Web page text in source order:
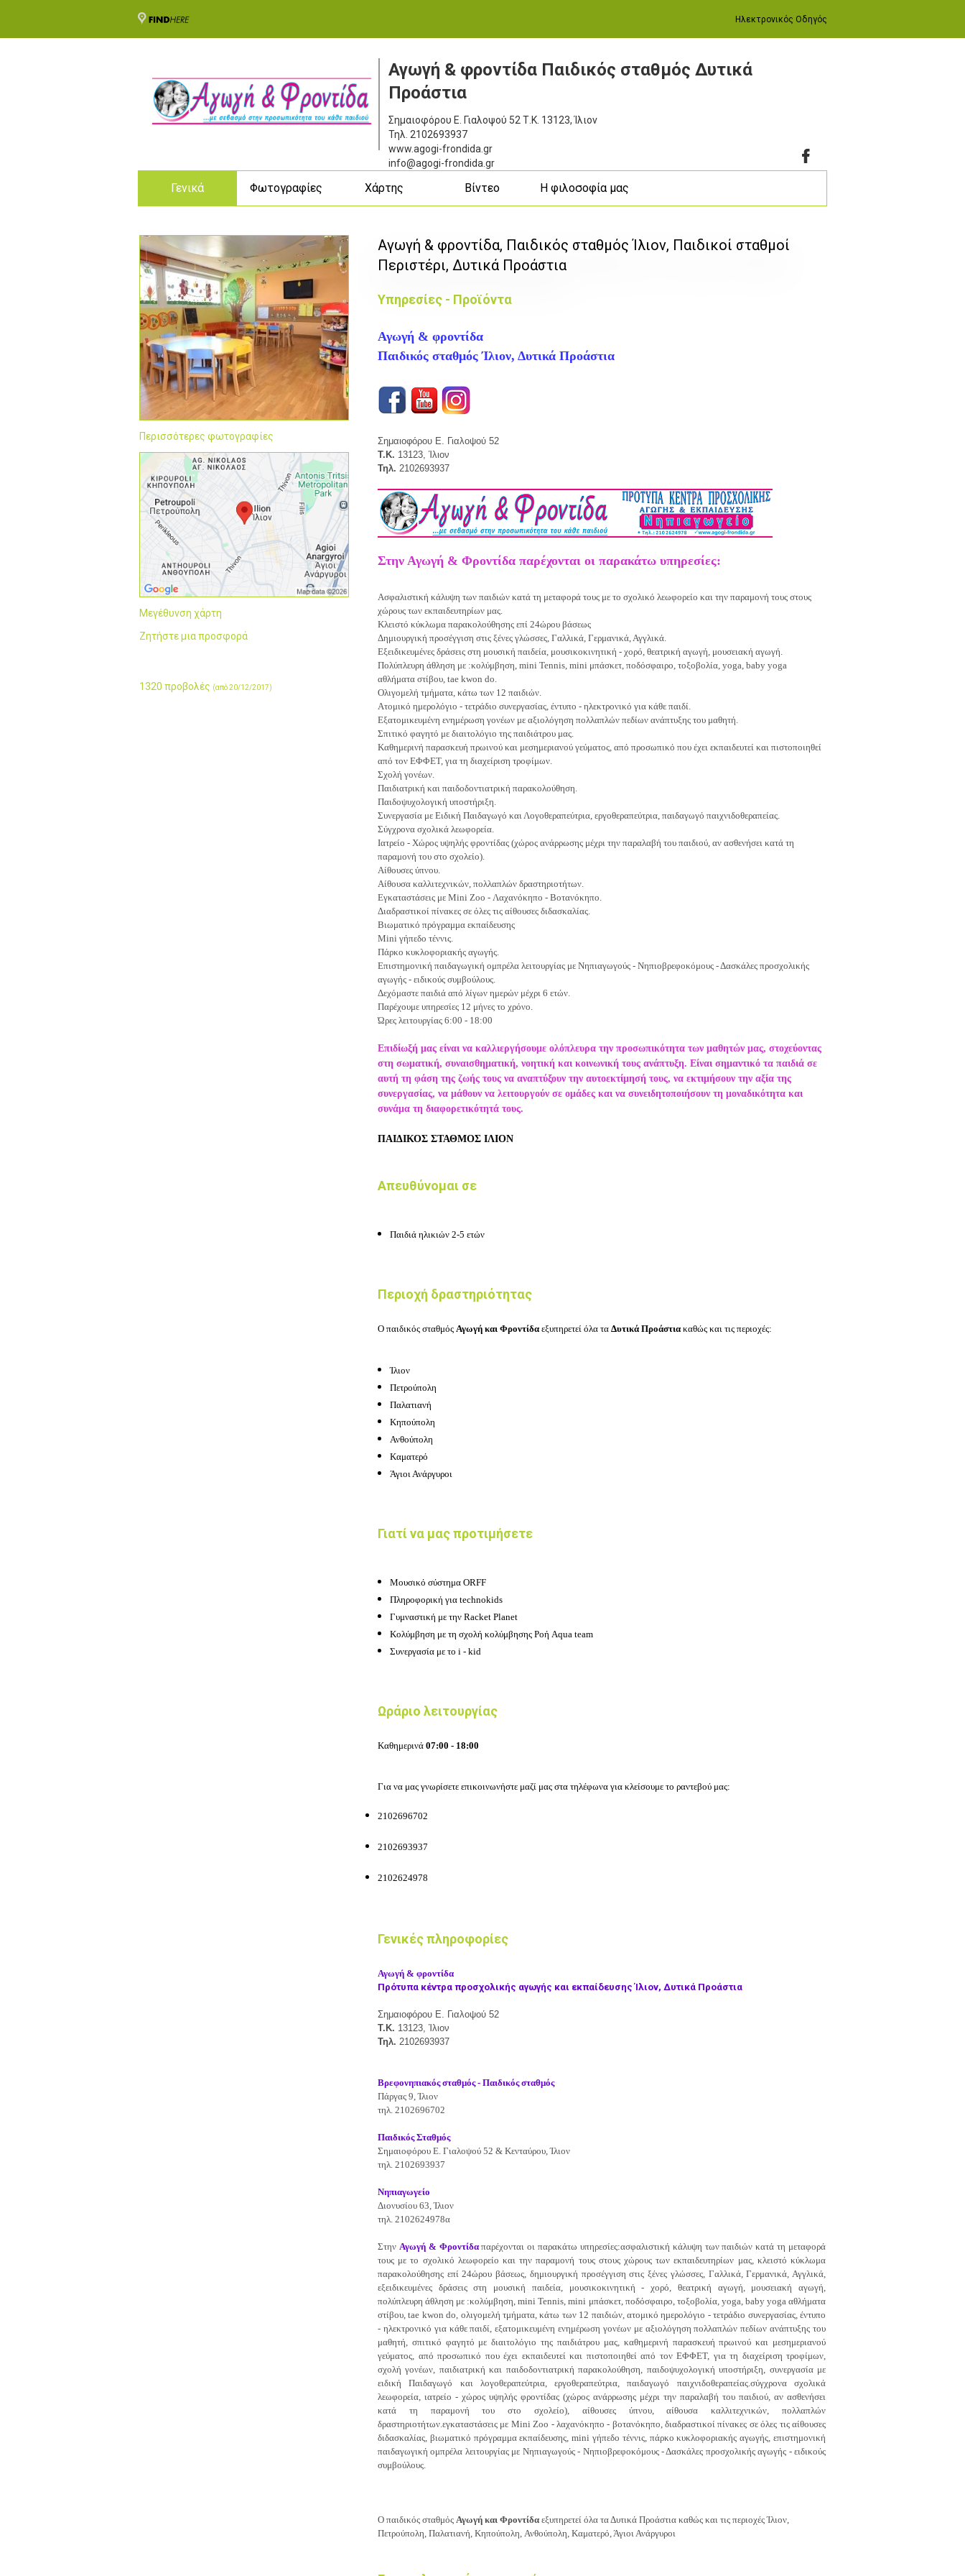
Ηλεκτρονικός Οδηγός
Αγωγή & φροντίδα Παιδικός σταθμός Δυτικά
Προάστια
Σημαιοφόρου Ε. Γιαλοψού 52 Τ.Κ. 13123, Ίλιον
Τηλ. 2102693937
www.agogi-frondida.gr
info@agogi-frondida.gr
Γενικά Φωτογραφίες Χάρτης Βίντεο Η φιλοσοφία μας
Περισσότερες φωτογραφίες
Μεγέθυνση χάρτη
Ζητήστε μια προσφορά
1320 προβολές (από 20/12/2017)
Αγωγή & φροντίδα, Παιδικός σταθμός Ίλιον, Παιδικοί σταθμοί
Περιστέρι, Δυτικά Προάστια
Υπηρεσίες - Προϊόντα
Αγωγή & φροντίδα
Παιδικός σταθμός Ίλιον, Δυτικά Προάστια
Σημαιοφόρου Ε. Γιαλοψού 52
Τ.Κ. 13123, Ίλιον
Τηλ. 2102693937
Στην Αγωγή & Φροντίδα παρέχονται οι παρακάτω υπηρεσίες:
Ασφαλιστική κάλυψη των παιδιών κατά τη μεταφορά τους με το σχολικό λεωφορείο και την παραμονή τους στους
χώρους των εκπαιδευτηρίων μας.
Κλειστό κύκλωμα παρακολούθησης επί 24ώρου βάσεως
Δημιουργική προσέγγιση στις ξένες γλώσσες, Γαλλικά, Γερμανικά, Αγγλικά.
Εξειδικευμένες δράσεις στη μουσική παιδεία, μουσικοκινητική - χορό, θεατρική αγωγή, μουσειακή αγωγή.
Πολύπλευρη άθληση με :κολύμβηση, mini Tennis, mini μπάσκετ, ποδόσφαιρο, τοξοβολία, yoga, baby yoga
αθλήματα στίβου, tae kwon do.
Ολιγομελή τμήματα, κάτω των 12 παιδιών.
Ατομικό ημερολόγιο - τετράδιο συνεργασίας, έντυπο - ηλεκτρονικό για κάθε παιδί.
Εξατομικευμένη ενημέρωση γονέων με αξιολόγηση πολλαπλών πεδίων ανάπτυξης του μαθητή.
Σπιτικό φαγητό με διαιτολόγιο της παιδιάτρου μας.
Καθημερινή παρασκευή πρωινού και μεσημεριανού γεύματος, από προσωπικό που έχει εκπαιδευτεί και πιστοποιηθεί
από τον ΕΦΦΕΤ, για τη διαχείριση τροφίμων.
Σχολή γονέων.
Παιδιατρική και παιδοδοντιατρική παρακολούθηση.
Παιδοψυχολογική υποστήριξη.
Συνεργασία με Ειδική Παιδαγωγό και Λογοθεραπεύτρια, εργοθεραπεύτρια, παιδαγωγό παιχνιδοθεραπείας.
Σύγχρονα σχολικά λεωφορεία.
Ιατρείο - Χώρος υψηλής φροντίδας (χώρος ανάρρωσης μέχρι την παραλαβή του παιδιού, αν ασθενήσει κατά τη
παραμονή του στο σχολείο).
Αίθουσες ύπνου.
Αίθουσα καλλιτεχνικών, πολλαπλών δραστηριοτήτων.
Εγκαταστάσεις με Mini Zoo - Λαχανόκηπο - Βοτανόκηπο.
Διαδραστικοί πίνακες σε όλες τις αίθουσες διδασκαλίας.
Βιωματικό πρόγραμμα εκπαίδευσης
Mini γήπεδο τέννις.
Πάρκο κυκλοφοριακής αγωγής.
Επιστημονική παιδαγωγική ομπρέλα λειτουργίας με Νηπιαγωγούς - Νηπιοβρεφοκόμους - Δασκάλες προσχολικής
αγωγής - ειδικούς συμβούλους.
Δεχόμαστε παιδιά από λίγων ημερών μέχρι 6 ετών.
Παρέχουμε υπηρεσίες 12 μήνες το χρόνο.
Ώρες λειτουργίας 6:00 - 18:00
Επιδίωξή μας είναι να καλλιεργήσουμε ολόπλευρα την προσωπικότητα των μαθητών μας, στοχεύοντας
στη σωματική, συναισθηματική, νοητική και κοινωνική τους ανάπτυξη. Είναι σημαντικό τα παιδιά σε
αυτή τη φάση της ζωής τους να αναπτύξουν την αυτοεκτίμησή τους, να εκτιμήσουν την αξία της
συνεργασίας, να μάθουν να λειτουργούν σε ομάδες και να συνειδητοποιήσουν τη μοναδικότητα και
συνάμα τη διαφορετικότητά τους.
ΠΑΙΔΙΚΟΣ ΣΤΑΘΜΟΣ ΙΛΙΟΝ
Απευθύνομαι σε
Παιδιά ηλικιών 2-5 ετών
Περιοχή δραστηριότητας
Ο παιδικός σταθμός Αγωγή και Φροντίδα εξυπηρετεί όλα τα Δυτικά Προάστια καθώς και τις περιοχές:
Ίλιον
Πετρούπολη
Παλατιανή
Κηπούπολη
Ανθούπολη
Καματερό
Άγιοι Ανάργυροι
Γιατί να μας προτιμήσετε
Μουσικό σύστημα ORFF
Πληροφορική για technokids
Γυμναστική με την Racket Planet
Κολύμβηση με τη σχολή κολύμβησης Ροή Aqua team
Συνεργασία με το i - kid
Ωράριο λειτουργίας
Καθημερινά 07:00 - 18:00
Για να μας γνωρίσετε επικοινωνήστε μαζί μας στα τηλέφωνα για κλείσουμε το ραντεβού μας:
2102696702
2102693937
2102624978
Γενικές πληροφορίες
Αγωγή & φροντίδα
Πρότυπα κέντρα προσχολικής αγωγής και εκπαίδευσης Ίλιον, Δυτικά Προάστια
Σημαιοφόρου Ε. Γιαλοψού 52
Τ.Κ. 13123, Ίλιον
Τηλ. 2102693937
Βρεφονηπιακός σταθμός - Παιδικός σταθμός
Πάργας 9,Ίλιον
τηλ. 2102696702
Παιδικός Σταθμός
Σημαιοφόρου Ε. Γιαλοψού 52 & Κενταύρου, Ίλιον
τηλ. 2102693937
Νηπιαγωγείο
Διονυσίου 63, Ίλιον
τηλ. 2102624978α
Στην Αγωγή & Φροντίδαπαρέχονται οι παρακάτω υπηρεσίες:ασφαλιστική κάλυψη των παιδιών κατά τη μεταφορά
τους με το σχολικό λεωφορείο και την παραμονή τους στους χώρους των εκπαιδευτηρίων μας, κλειστό κύκλωμα
παρακολούθησης επί 24ώρου βάσεως, δημιουργική προσέγγιση στις ξένες γλώσσες, Γαλλικά, Γερμανικά, Αγγλικά,
εξειδικευμένες δράσεις στη μουσική παιδεία, μουσικοκινητική - χορό, θεατρική αγωγή, μουσειακή αγωγή,
πολύπλευρη άθληση με :κολύμβηση, mini Tennis, mini μπάσκετ, ποδόσφαιρο, τοξοβολία, yoga, baby yoga αθλήματα
στίβου, tae kwon do, ολιγομελή τμήματα, κάτω των 12 παιδιών, ατομικό ημερολόγιο - τετράδιο συνεργασίας, έντυπο
- ηλεκτρονικό για κάθε παιδί, εξατομικευμένη ενημέρωση γονέων με αξιολόγηση πολλαπλών πεδίων ανάπτυξης του
μαθητή, σπιτικό φαγητό με διαιτολόγιο της παιδιάτρου μας, καθημερινή παρασκευή πρωινού και μεσημεριανού
γεύματος, από προσωπικό που έχει εκπαιδευτεί και πιστοποιηθεί από τον ΕΦΦΕΤ, για τη διαχείριση τροφίμων,
σχολή γονέων, παιδιατρική και παιδοδοντιατρική παρακολούθηση, παιδοψυχολογική υποστήριξη, συνεργασία με
ειδική Παιδαγωγό και λογοθεραπεύτρια, εργοθεραπεύτρια, παιδαγωγό παιχνιδοθεραπείας.σύγχρονα σχολικά
λεωφορεία, ιατρείο - χώρος υψηλής φροντίδας (χώρος ανάρρωσης μέχρι την παραλαβή του παιδιού, αν ασθενήσει
κατά τη παραμονή του στο σχολείο), αίθουσες ύπνου, αίθουσα καλλιτεχνικών, πολλαπλών
δραστηριοτήτων.εγκαταστάσεις με Mini Zoo - λαχανόκηπο - βοτανόκηπο, διαδραστικοί πίνακες σε όλες τις αίθουσες
διδασκαλίας, βιωματικό πρόγραμμα εκπαίδευσης, mini γήπεδο τέννις, πάρκο κυκλοφοριακής αγωγής, επιστημονική
παιδαγωγική ομπρέλα λειτουργίας με Νηπιαγωγούς - Νηπιοβρεφοκόμους - Δασκάλες προσχολικής αγωγής - ειδικούς
συμβούλους.
Ο παιδικός σταθμός Αγωγή και Φροντίδα εξυπηρετεί όλα τα Δυτικά Προάστια καθώς και τις περιοχές Ίλιον,
Πετρούπολη, Παλατιανή, Κηπούπολη, Ανθούπολη, Καματερό, Άγιοι Ανάργυροι